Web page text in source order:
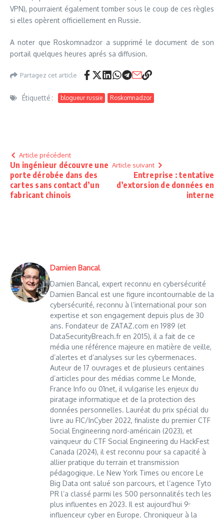
VPN), pourraient également tomber sous le coup de ces règles
si elles opèrent officiellement en Russie.
A noter que Roskomnadzor a supprimé le document de son
portail quelques heures aprés sa diffusion.
Partagez cet article
Étiquetté : blogueur russie Roskomnadzor
Article précédent
Un ingénieur découvre une
porte dérobée dans des
cartes sans contact d’un
fabricant chinois
Article suivant
Entreprise : tentative
d’extorsion de données en
interne
Damien Bancal
Damien Bancal, expert reconnu en cybersécurité
Damien Bancal est une figure incontournable de la
cybersécurité, reconnu à l’international pour son
expertise et son engagement depuis plus de 30
ans. Fondateur de ZATAZ.com en 1989 (et
DataSecurityBreach.fr en 2015), il a fait de ce
média une référence majeure en matière de veille,
d’alertes et d’analyses sur les cybermenaces.
Auteur de 17 ouvrages et de plusieurs centaines
d’articles pour des médias comme Le Monde,
France Info ou 01net, il vulgarise les enjeux du
piratage informatique et de la protection des
données personnelles. Lauréat du prix spécial du
livre au FIC/InCyber 2022, finaliste du premier CTF
Social Engineering nord-américain (2023), et
vainqueur du CTF Social Engineering du HackFest
Canada (2024), il est reconnu pour sa capacité à
allier pratique du terrain et transmission
pédagogique. Le New York Times ou encore Le
Big Data ont salué son parcours, et l’agence Tyto
PR l’a classé parmi les 500 personnalités tech les
plus influentes en 2023. Il est aujourd’hui 9ᵉ
influenceur cyber en Europe. Chroniqueur à la